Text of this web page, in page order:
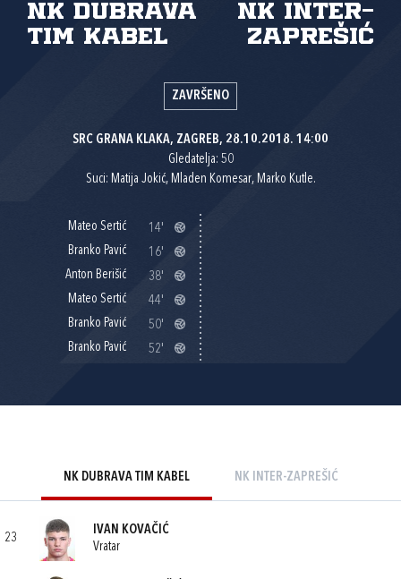
NK Dubrava
Tim Kabel
NK Inter-
Zaprešić
ZAVRŠENO
SRC GRANA KLAKA, ZAGREB, 28.10.2018. 14:00
Gledatelja: 50
Suci: Matija Jokić, Mladen Komesar, Marko Kutle.
Mateo Sertić
14'
Branko Pavić
16'
Anton Berišić
38'
Mateo Sertić
44'
Branko Pavić
50'
Branko Pavić
52'
NK DUBRAVA TIM KABEL NK INTER-ZAPREŠIĆ
23
IVAN KOVAČIĆ
Vratar